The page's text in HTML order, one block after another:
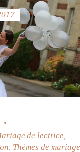
de lectrice,
, Thèmes de mariage